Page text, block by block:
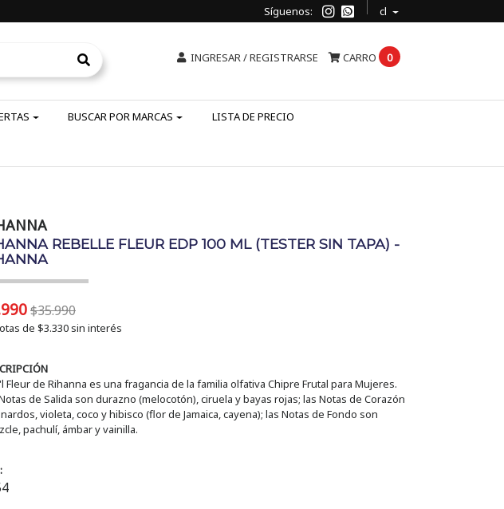
Síguenos: cl
CARRO 0
INGRESAR / REGISTRARSE
BUSCAR POR MARCAS LISTA DE PRECIO
REBELLE FLEUR EDP 100 ML (TESTER SIN TAPA) -
$35.990
de $3.330sin interés
Fleur de Rihanna es una fragancia de la familia olfativa Chipre Frutal para Mujeres.
de Salida son durazno (melocotón), ciruela y bayas rojas; las Notas de Corazón
violeta, coco y hibisco (flor de Jamaica, cayena); las Notas de Fondo son
pachulí, ámbar y vainilla.